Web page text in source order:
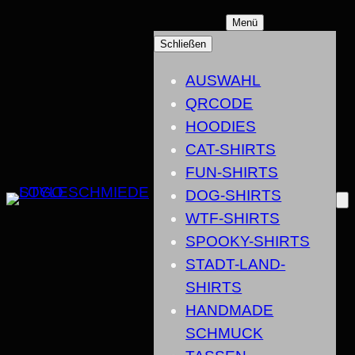
Menü
Schließen
AUSWAHL
QRCODE
HOODIES
CAT-SHIRTS
FUN-SHIRTS
DOG-SHIRTS
WTF-SHIRTS
SPOOKY-SHIRTS
STADT-LAND-
SHIRTS
HANDMADE
SCHMUCK